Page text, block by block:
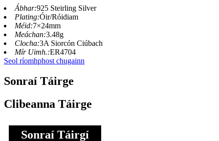
Ábhar:925 Steirling Silver
Plating:Óir/Róidiam
Méid:7×24mm
Meáchan:3.48g
Clocha:3A Siorcón Ciúbach
Mír Uimh.:ER4704
Seol ríomhphost chugainn
Sonraí Táirge
Clibeanna Táirge
Sonraí Táirgí